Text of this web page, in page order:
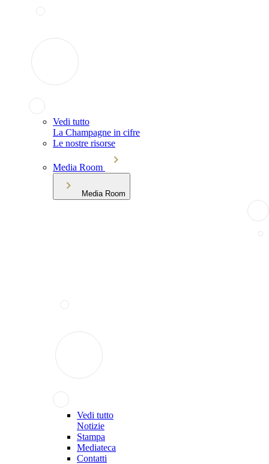
Vedi tutto
La Champagne in cifre
Le nostre risorse
Media Room
Media Room
Vedi tutto
Notizie
Stampa
Mediateca
Contatti